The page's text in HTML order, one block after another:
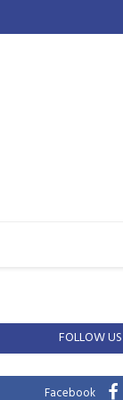
FOLLOW US
Facebook